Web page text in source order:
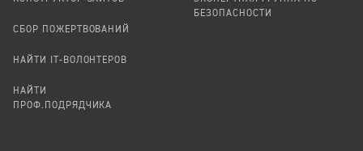
СБОР ПОЖЕРТВОВАНИЙ
НАЙТИ IT-ВОЛОНТЕРОВ
НАЙТИ
ПРОФ.ПОДРЯДЧИКА
БЕЗОПАСНОСТИ